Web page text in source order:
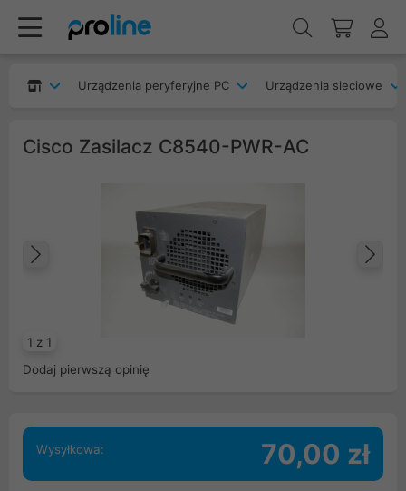
Urządzenia peryferyjne PC Urządzenia sieciowe
Cisco Zasilacz C8540-PWR-AC
1 z 1
Poprzedni
Dodaj pierwszą opinię
Wysyłkowa: 70,00 zł